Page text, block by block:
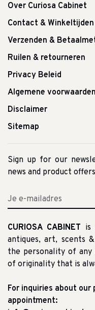
Over Curiosa Cabinet
Contact & Winkeltijden
Verzenden &
Ruilen & retourneren
Privacy Beleid
Algemene voorwaarden
Disclaimer
Sitemap
Sign up for our
news and product
CURIOSA CABINET is
antiques, art, scents
the personality of
of originality that is
For inquiries about
appointment: